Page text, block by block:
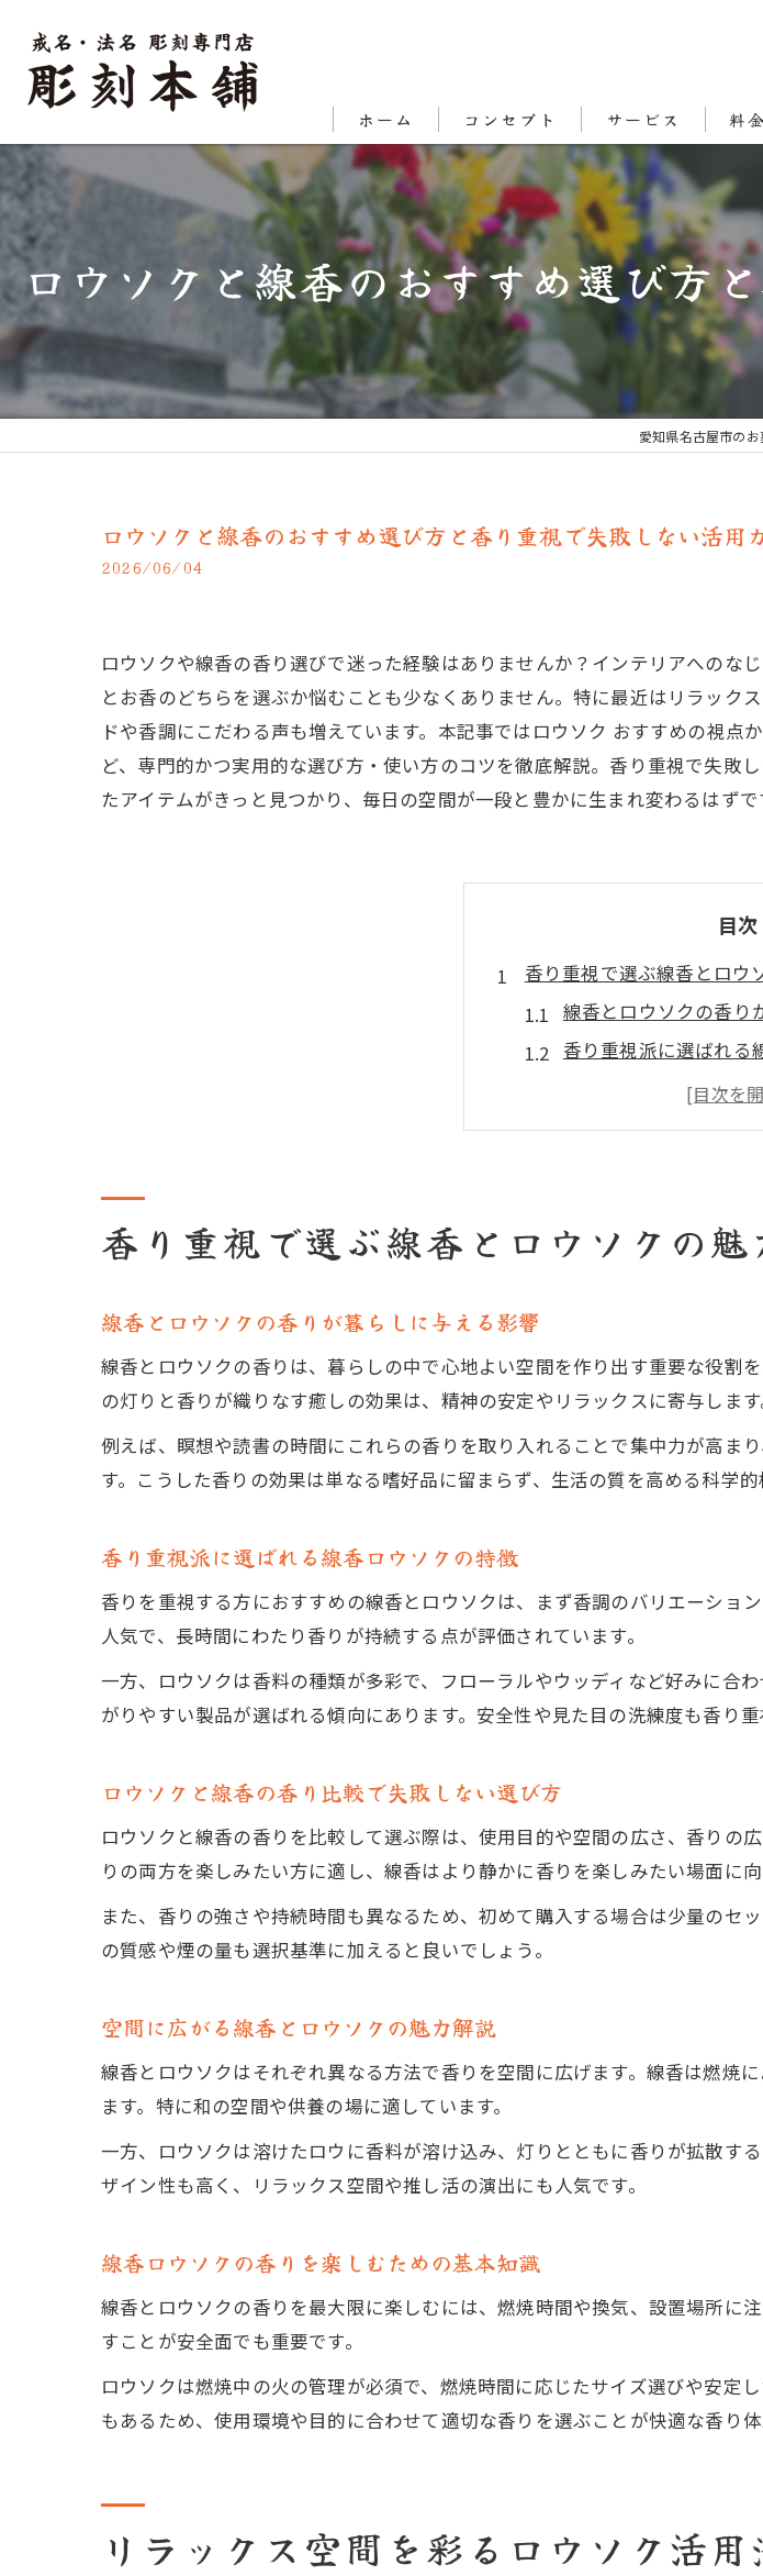
ホーム コンセプト
代表あいさつ
対応エリア
サービス 料
ロウソクと線香のおすすめ選び方
愛知県名古屋市の
ロウソクと線香のおすすめ選び方と香り重視で失敗しない活用
2026/06/04
ロウソクや線香の香り選びで迷った経験はありませんか？インテリアへのな
とお香のどちらを選ぶか悩むことも少なくありません。特に最近はリラック
ドや香調にこだわる声も増えています。本記事ではロウソク おすすめの視
ど、専門的かつ実用的な選び方・使い方のコツを徹底解説。香り重視で失敗
たアイテムがきっと見つかり、毎日の空間が一段と豊かに生まれ変わるはずで
目次
香り重視で選ぶ線香とロウ
線香とロウソクの香り
香り重視派に選ばれる
ロウソクと線香の香り
空間に広がる線香とロ
線香ロウソクで叶う癒
ロウソクと線香で実現
線香ロウソクの香りで
線香とロウソクの違いを暮
線香ロウソクの違いと
線香ロウソクのメリッ
生活スタイル別に見る
おしゃれと実用を兼ねた香
線香ロウソクで叶うお
香り重視派におすすめ
線香ロウソクで演出す
ロウソクと線香で特別
線香ロウソクの安全な
失敗しない線香ロウソ
香り重視で選ぶ線香とロウソクの魅
線香とロウソクの香りが暮らしに与える影響
線香とロウソクの香りは、暮らしの中で心地よい空間を作り出す重要な役割
の灯りと香りが織りなす癒しの効果は、精神の安定やリラックスに寄与します
例えば、瞑想や読書の時間にこれらの香りを取り入れることで集中力が高ま
す。こうした香りの効果は単なる嗜好品に留まらず、生活の質を高める科学的
香り重視派に選ばれる線香ロウソクの特徴
香りを重視する方におすすめの線香とロウソクは、まず香調のバリエーショ
人気で、長時間にわたり香りが持続する点が評価されています。
一方、ロウソクは香料の種類が多彩で、フローラルやウッディなど好みに合
がりやすい製品が選ばれる傾向にあります。安全性や見た目の洗練度も香り
ロウソクと線香の香り比較で失敗しない選び方
ロウソクと線香の香りを比較して選ぶ際は、使用目的や空間の広さ、香りの
りの両方を楽しみたい方に適し、線香はより静かに香りを楽しみたい場面に向
また、香りの強さや持続時間も異なるため、初めて購入する場合は少量のセ
の質感や煙の量も選択基準に加えると良いでしょう。
空間に広がる線香とロウソクの魅力解説
線香とロウソクはそれぞれ異なる方法で香りを空間に広げます。線香は燃焼
ます。特に和の空間や供養の場に適しています。
一方、ロウソクは溶けたロウに香料が溶け込み、灯りとともに香りが拡散す
ザイン性も高く、リラックス空間や推し活の演出にも人気です。
線香ロウソクの香りを楽しむための基本知識
線香とロウソクの香りを最大限に楽しむには、燃焼時間や換気、設置場所に
すことが安全面でも重要です。
ロウソクは燃焼中の火の管理が必須で、燃焼時間に応じたサイズ選びや安定
もあるため、使用環境や目的に合わせて適切な香りを選ぶことが快適な香り体
リラックス空間を彩るロウソク活用